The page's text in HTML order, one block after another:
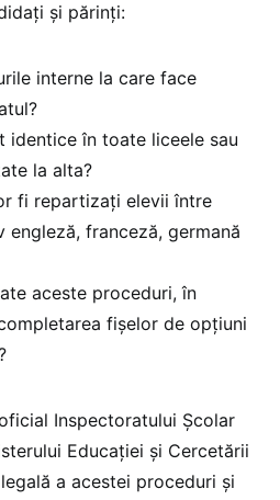
și părinți:
interne la care face
identice în toate liceele sau
la alta?
fi repartizați elevii între
engleză, franceză, germană
aceste proceduri, în
fișelor de opțiuni
Inspectoratului Școlar
Educației și Cercetării
a acestei proceduri și